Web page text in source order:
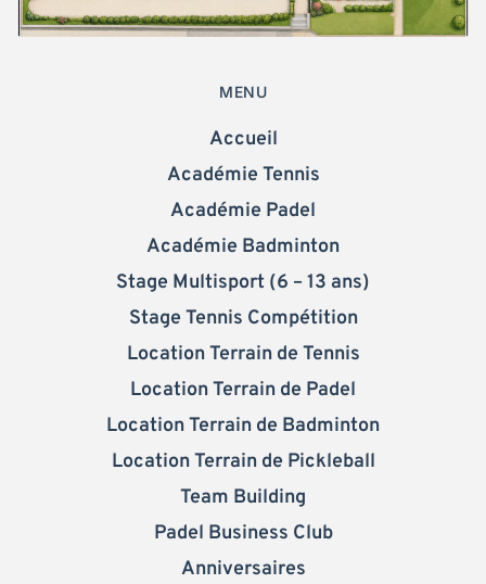
MENU
Accueil
Académie Tennis
Académie Padel
Académie Badminton
Stage Multisport (6 – 13 ans)
Stage Tennis Compétition
Location Terrain de Tennis
Location Terrain de Padel
Location Terrain de Badminton
Location Terrain de Pickleball
Team Building
Padel Business Club
Anniversaires